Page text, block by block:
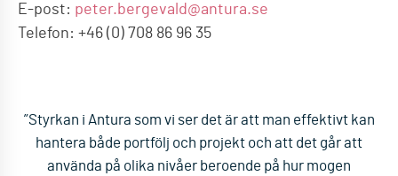
E-post: peter.bergevald@antura.se
Telefon: +46 (0) 708 86 96 35
”Styrkan i Antura som vi ser det är att man effektivt kan
hantera både portfölj och projekt och att det går att
använda på olika nivåer beroende på hur mogen